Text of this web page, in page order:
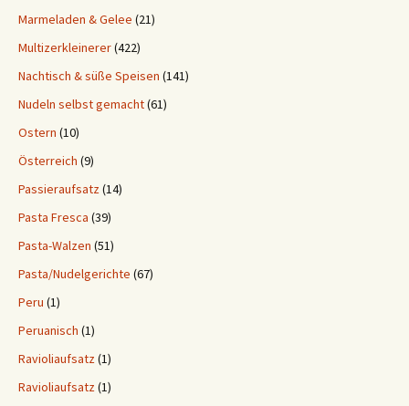
Marmeladen & Gelee (21)
Multizerkleinerer(422)
Nachtisch & süße Speisen (141)
Nudeln selbst gemacht(61)
Ostern (10)
Österreich (9)
Passieraufsatz(14)
Pasta Fresca (39)
Pasta-Walzen (51)
Pasta/Nudelgerichte (67)
Peru (1)
Peruanisch (1)
Ravioliaufsatz(1)
Ravioliaufsatz(1)